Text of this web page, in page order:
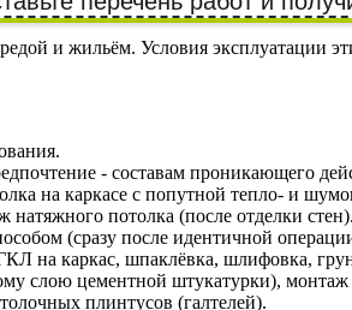
и жильём. Условия эксплуатации
- составам проникающего
на каркасе с попутной тепло- и
потолка (после отделки стен).
(сразу после идентичной
на каркас, шпаклёвка, шлифовка,
слою цементной штукатурки), монтаж
плинтусов (галтелей).